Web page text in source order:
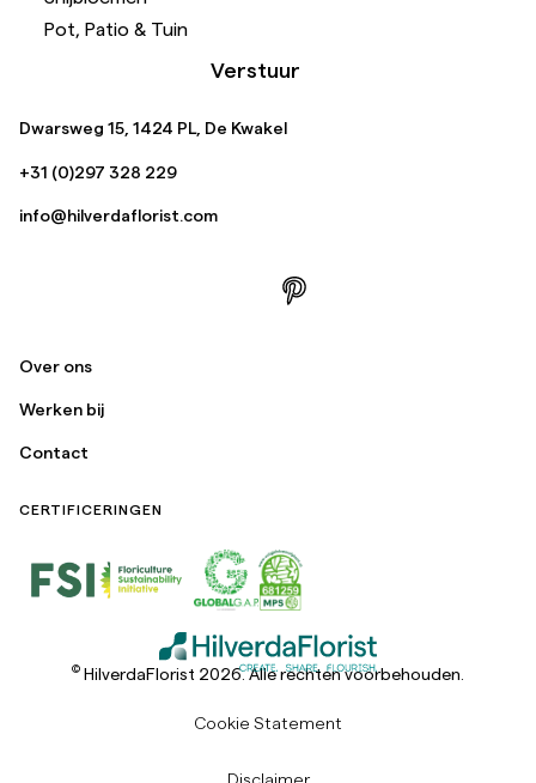
Pot, Patio & Tuin
Verstuur
Dwarsweg 15, 1424 PL, De Kwakel
+31 (0)297 328 229
info@hilverdaflorist.com
Over ons
Werken bij
Contact
CERTIFICERINGEN
© HilverdaFlorist 2026. Alle rechten voorbehouden.
Cookie Statement
Disclaimer